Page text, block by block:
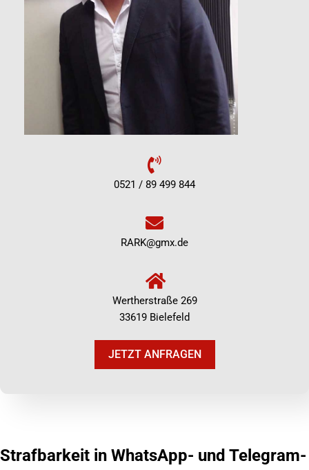
0521 / 89 499 844
RARK@gmx.de
Wertherstraße 269
33619 Bielefeld
JETZT ANFRAGEN
Strafbarkeit in WhatsApp- und Telegram-